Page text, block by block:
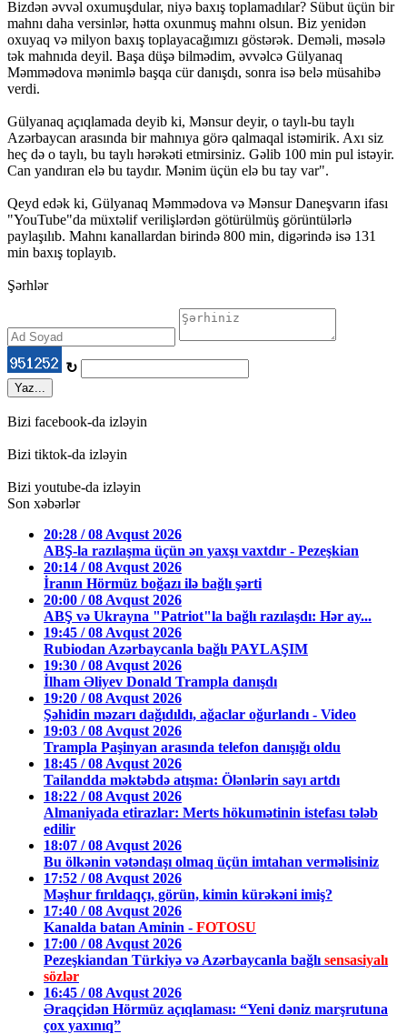
Bizdən əvvəl oxumuşdular, niyə baxış toplamadılar? Sübut üçün bir
mahnı daha versinlər, hətta oxunmuş mahnı olsun. Biz yenidən
oxuyaq və milyon baxış toplayacağımızı göstərək. Deməli, məsələ
tək mahnıda deyil. Başa düşə bilmədim, əvvəlcə Gülyanaq
Məmmədova mənimlə başqa cür danışdı, sonra isə belə müsahibə
verdi.
Gülyanaq açıqlamada deyib ki, Mənsur deyir, o taylı-bu taylı
Azərbaycan arasında bir mahnıya görə qalmaqal istəmirik. Axı siz
heç də o taylı, bu taylı hərəkəti etmirsiniz. Gəlib 100 min pul istəyir.
Can yandıran elə bu taydır. Mənim üçün elə bu tay var".
Qeyd edək ki, Gülyanaq Məmmədova və Mənsur Daneşvarın ifası
"YouTube"da müxtəlif verilişlərdən götürülmüş görüntülərlə
paylaşılıb. Mahnı kanallardan birində 800 min, digərində isə 131
min baxış toplayıb.
Şərhlər
↻
Yaz...
Bizi facebook-da izləyin
Bizi tiktok-da izləyin
Bizi youtube-da izləyin
Son xəbərlər
20:28 / 08 Avqust 2026
ABŞ-la razılaşma üçün ən yaxşı vaxtdır - Pezeşkian
20:14 / 08 Avqust 2026
İranın Hörmüz boğazı ilə bağlı şərti
20:00 / 08 Avqust 2026
ABŞ və Ukrayna "Patriot"la bağlı razılaşdı: Hər ay...
19:45 / 08 Avqust 2026
Rubiodan Azərbaycanla bağlı PAYLAŞIM
19:30 / 08 Avqust 2026
İlham Əliyev Donald Trampla danışdı
19:20 / 08 Avqust 2026
Şəhidin məzarı dağıdıldı, ağaclar oğurlandı - Video
19:03 / 08 Avqust 2026
Trampla Paşinyan arasında telefon danışığı oldu
18:45 / 08 Avqust 2026
Tailandda məktəbdə atışma: Ölənlərin sayı artdı
18:22 / 08 Avqust 2026
Almaniyada etirazlar: Merts hökumətinin istefası tələb
edilir
18:07 / 08 Avqust 2026
Bu ölkənin vətəndaşı olmaq üçün imtahan verməlisiniz
17:52 / 08 Avqust 2026
Məşhur fırıldaqçı, görün, kimin kürəkəni imiş?
17:40 / 08 Avqust 2026
Kanalda batan Aminin - FOTOSU
17:00 / 08 Avqust 2026
Pezeşkiandan Türkiyə və Azərbaycanla bağlı sensasiyalı
sözlər
16:45 / 08 Avqust 2026
Əraqçidən Hörmüz açıqlaması: “Yeni dəniz marşrutuna
çox yaxınıq”